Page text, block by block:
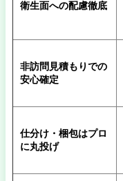
衛生面への配慮徹底
非訪問見積もりでの
安心確定
仕分け・梱包はプロ
に丸投げ